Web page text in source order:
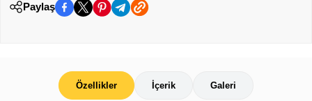
Paylaş
Özellikler İçerik Galeri